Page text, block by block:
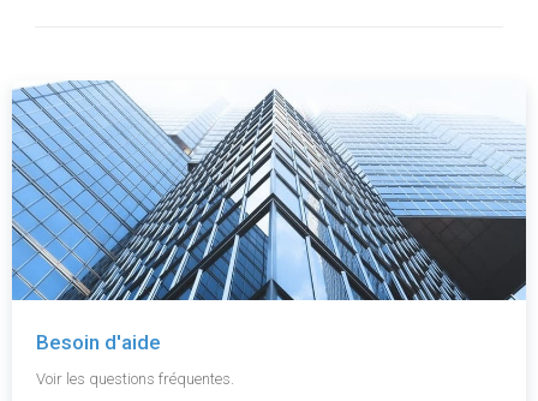
Besoin d'aide
Voir les questions fréquentes.